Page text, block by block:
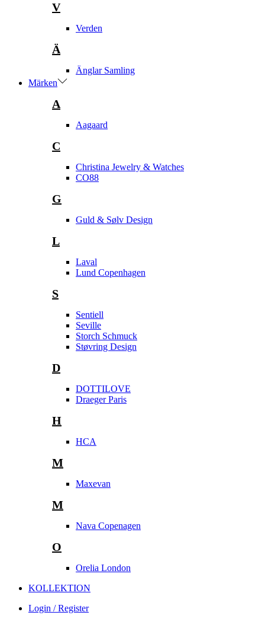
V
Verden
Ä
Änglar Samling
Märken
A
Aagaard
C
Christina Jewelry & Watches
CO88
G
Guld & Sølv Design
L
Laval
Lund Copenhagen
S
Sentiell
Seville
Storch Schmuck
Støvring Design
D
DOTTILOVE
Draeger Paris
H
HCA
M
Maxevan
M
Nava Copenagen
O
Orelia London
KOLLEKTION
Login / Register